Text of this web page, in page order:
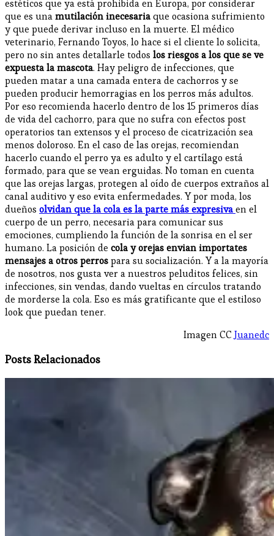
estéticos que ya está prohibida en Europa, por considerar
que es unamutilación inecesariaque ocasiona sufrimiento
y que puede derivar incluso en la muerte. El médico
veterinario, Fernando Toyos, lo hace si el cliente lo solicita,
pero no sin antes detallarle todos los riesgos a los que se ve
expuesta la mascota. Hay peligro de infecciones, que
pueden matar a una camada entera de cachorros y se
pueden producir hemorragias en los perros más adultos.
Por eso recomienda hacerlo dentro de los 15 primeros días
de vida del cachorro, para que no sufra con efectos post
operatorios tan extensos y el proceso de cicatrización sea
menos doloroso. En el caso de las orejas, recomiendan
hacerlo cuando el perro ya es adulto y el cartílago está
formado, para que se vean erguidas. No toman en cuenta
que las orejas largas, protegen al oído de cuerpos extraños al
canal auditivo y eso evita enfermedades. Y por moda, los
dueños olvidan que la cola es la parte más expresivaen el
cuerpo de un perro, necesaria para comunicar sus
emociones, cumpliendo la función de la sonrisa en el ser
humano. La posición de cola y orejas envian importates
mensajes a otros perrospara su socialización. Y a la mayoría
de nosotros, nos gusta ver a nuestros peluditos felices, sin
infecciones, sin vendas, dando vueltas en círculos tratando
de morderse la cola. Eso es más gratificante que el estiloso
look que puedan tener.
Imagen CCJuanedc
Posts Relacionados